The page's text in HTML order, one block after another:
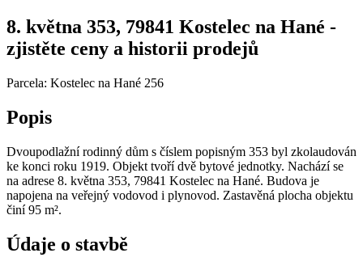
8. května 353, 79841 Kostelec na Hané -
zjistěte ceny a historii prodejů
Parcela: Kostelec na Hané 256
Popis
Dvoupodlažní rodinný dům s číslem popisným 353 byl zkolaudován
ke konci roku 1919. Objekt tvoří dvě bytové jednotky. Nachází se
na adrese 8. května 353, 79841 Kostelec na Hané. Budova je
napojena na veřejný vodovod i plynovod. Zastavěná plocha objektu
činí 95 m².
Údaje o stavbě